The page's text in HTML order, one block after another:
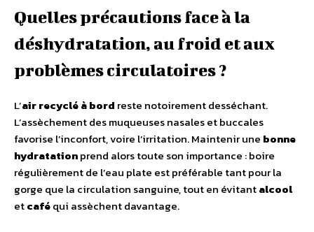
Quelles précautions face à la
déshydratation, au froid et aux
problèmes circulatoires ?
L’air recyclé à bord reste notoirement desséchant.
L’assèchement des muqueuses nasales et buccales
favorise l’inconfort, voire l’irritation. Maintenir une bonne
hydratationprend alors toute son importance : boire
régulièrement de l’eau plate est préférable tant pour la
gorge que la circulation sanguine, tout en évitantalcool
etcaféqui assèchent davantage.